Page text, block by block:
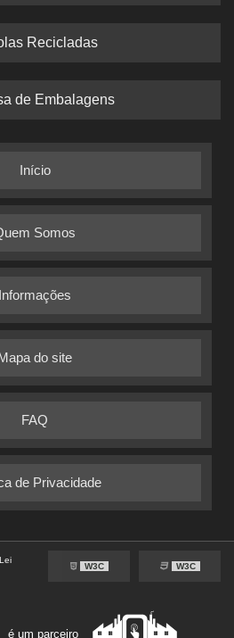
Recicladas
de Embalagens
Início
Somos
Informações
do site
FAQ
de Privacidade
W3C W3C
é um parceiro